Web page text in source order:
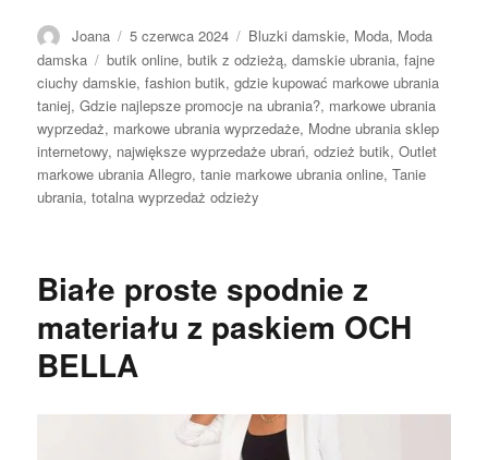
Autor
Joana Opublikowano
5 czerwca 2024 Kategorie
Bluzki damskie, Moda, Moda
damska
Tagi
butik online,butik z odzieżą,damskie ubrania,fajne
ciuchy damskie,fashion butik,gdzie kupować markowe ubrania
taniej,Gdzie najlepsze promocje na ubrania?, markowe ubrania
wyprzedaż, markowe ubrania wyprzedaże, Modne ubrania sklep
internetowy, największe wyprzedaże ubrań,odzież butik,Outlet
markowe ubrania Allegro,tanie markowe ubrania online,Tanie
ubrania,totalna wyprzedaż odzieży
Białe proste spodnie z
materiału z paskiem OCH
BELLA